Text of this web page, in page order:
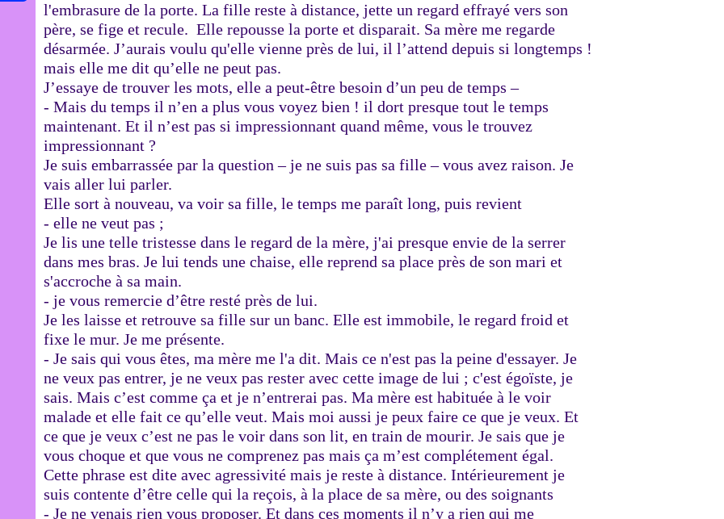
l'embrasure de la porte. La fille reste à distance, jette un regard effrayé vers son
père, se fige et recule. Elle repousse la porte et disparait. Sa mère me regarde
désarmée. J’aurais voulu qu'elle vienne près de lui, il l’attend depuis si longtemps !
mais elle me dit qu’elle ne peut pas.
J’essaye de trouver les mots, elle a peut-être besoin d’un peu de temps –
- Mais du temps il n’en a plus vous voyez bien ! il dort presque tout le temps
maintenant. Et il n’est pas si impressionnant quand même, vous le trouvez
impressionnant ?
Je suis embarrassée par la question – je ne suis pas sa fille – vous avez raison. Je
vais aller lui parler.
Elle sort à nouveau, va voir sa fille, le temps me paraît long, puis revient
- elle ne veut pas ;
Je lis une telle tristesse dans le regard de la mère, j'ai presque envie de la serrer
dans mes bras. Je lui tends une chaise, elle reprend sa place près de son mari et
s'accroche à sa main.
- je vous remercie d’être resté près de lui.
Je les laisse et retrouve sa fille sur un banc. Elle est immobile, le regard froid et
fixe le mur. Je me présente.
- Je sais qui vous êtes, ma mère me l'a dit. Mais ce n'est pas la peine d'essayer. Je
ne veux pas entrer, je ne veux pas rester avec cette image de lui ; c'est égoïste, je
sais. Mais c’est comme ça et je n’entrerai pas. Ma mère est habituée à le voir
malade et elle fait ce qu’elle veut. Mais moi aussi je peux faire ce que je veux. Et
ce que je veux c’est ne pas le voir dans son lit, en train de mourir. Je sais que je
vous choque et que vous ne comprenez pas mais ça m’est complétement égal.
Cette phrase est dite avec agressivité mais je reste à distance. Intérieurement je
suis contente d’être celle qui la reçois, à la place de sa mère, ou des soignants
- Je ne venais rien vous proposer. Et dans ces moments il n’y a rien qui me